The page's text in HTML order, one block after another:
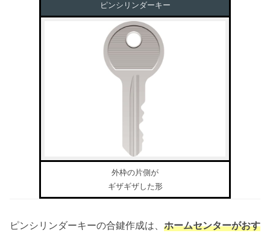
ピンシリンダーキー
外枠の片側が
ギザギザした形
ピンシリンダーキーの合鍵作成は、 ホームセンターがおす